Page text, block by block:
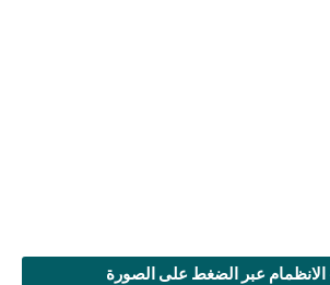
عبر الضغط على الصورة